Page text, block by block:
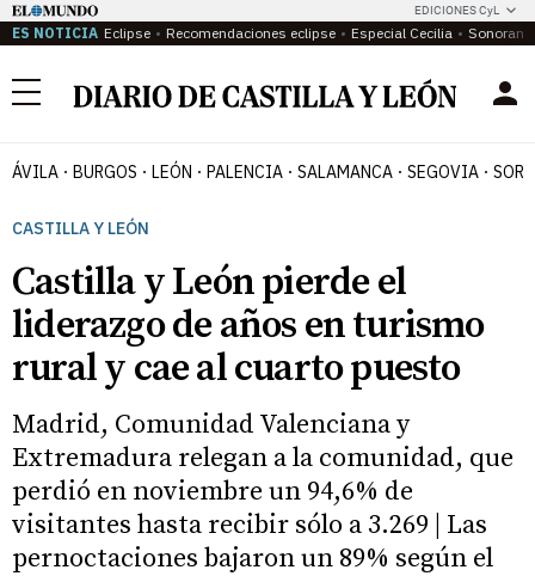
EDICIONES CyL
ES NOTICIA Eclipse Recomendaciones eclipse Especial Cecilia
Menú
ÁVILA BURGOS LEÓN PALENCIA SALAMANCA SEGOVIA
CASTILLA Y LEÓN
Castilla y León pierde el
liderazgo de años en turismo
rural y cae al cuarto puesto
Madrid, Comunidad Valenciana y
Extremadura relegan a la comunidad, que
perdió en noviembre un 94,6% de
visitantes hasta recibir sólo a 3.269 | Las
pernoctaciones bajaron un 89% según el